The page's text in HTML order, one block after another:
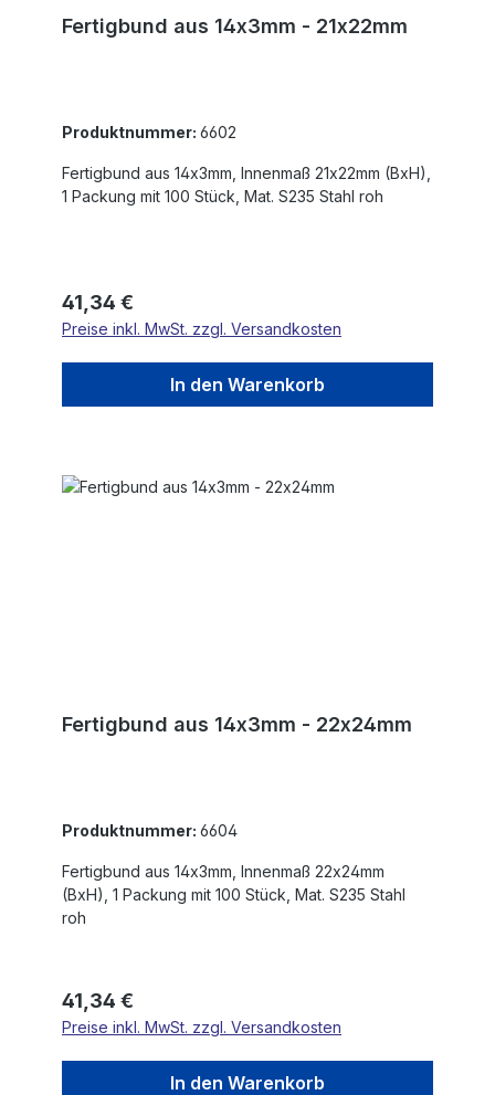
Fertigbund aus 14x3mm - 21x22mm
Produktnummer: 6602
Fertigbund aus 14x3mm, Innenmaß 21x22mm (BxH),
1 Packung mit 100 Stück, Mat. S235 Stahl roh
Regulärer Preis:
41,34 €
Preise inkl. MwSt. zzgl. Versandkosten
In den Warenkorb
Fertigbund aus 14x3mm - 22x24mm
Produktnummer: 6604
Fertigbund aus 14x3mm, Innenmaß 22x24mm
(BxH), 1 Packung mit 100 Stück, Mat. S235 Stahl
roh
Regulärer Preis:
41,34 €
Preise inkl. MwSt. zzgl. Versandkosten
In den Warenkorb